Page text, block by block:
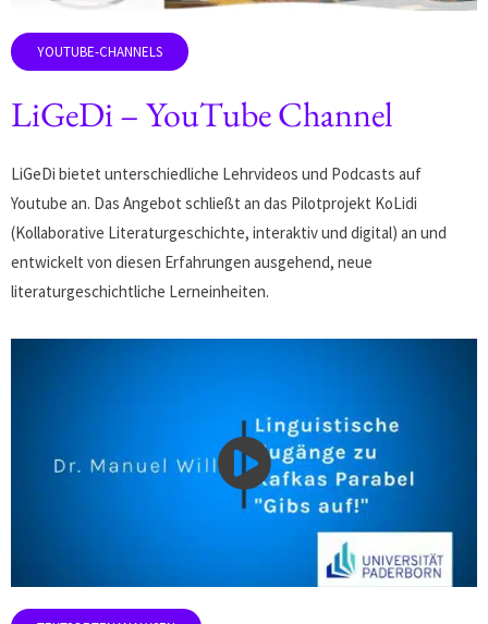
LiGeDi – YouTube Channel
LiGeDi bietet unterschiedliche Lehrvideos und Podcasts auf
Youtube an. Das Angebot schließt an das Pilotprojekt KoLidi
(Kollaborative Literaturgeschichte, interaktiv und digital) an und
entwickelt von diesen Erfahrungen ausgehend, neue
literaturgeschichtliche Lerneinheiten.